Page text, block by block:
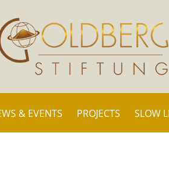
& EVENTS PROJECTS SLOW